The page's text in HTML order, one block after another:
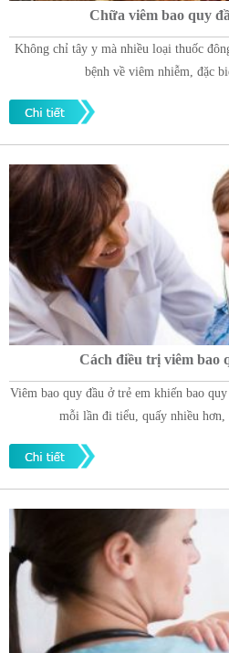
Chữa viêm bao quy
Không chỉ tây y mà nhiều loại thuốc
bệnh về viêm nhiễm, đặc
Cách điều trị viêm bao
Viêm bao quy đầu ở trẻ em khiến bao
mỗi lần đi tiểu, quấy nhiều hơn,